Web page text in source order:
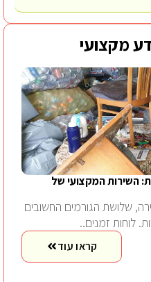
מקצועי
השירות המקצועי של
שלושת הגורמים החשובים
לוחות זמנים..
קראו עוד